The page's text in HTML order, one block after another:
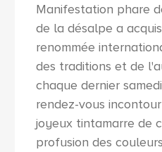
Manifestation phare
de la désalpe a
renommée
des traditions et de
chaque dernier
rendez-vous
joyeux tintamarre de
profusion des